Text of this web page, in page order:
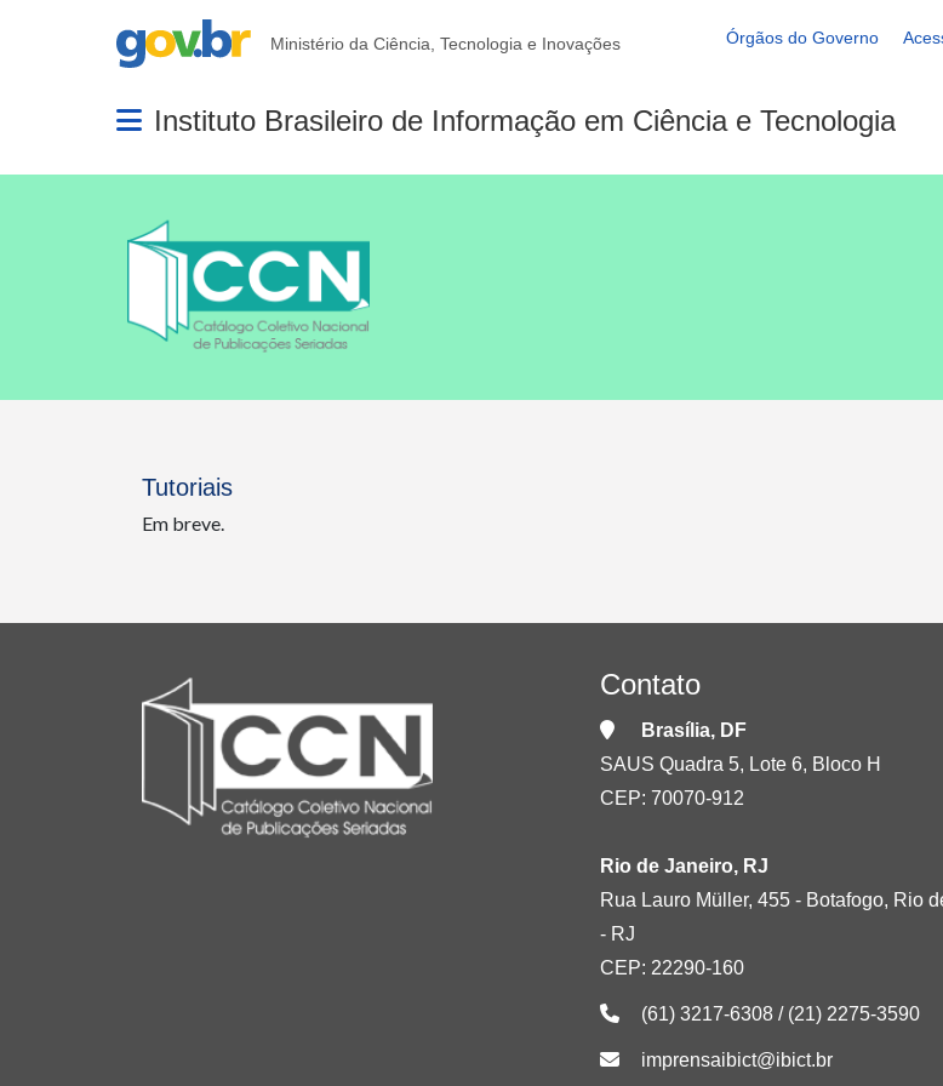
Portal Gov.br Ministério da Ciência, Tecnologia e Inovações Órgãos do Governo
Abrir menu principal de navegação
Instituto Brasileiro de Informação em Ciência e Tecnologia
Tutoriais
Em breve.
Contato
Brasília, DF
SAUS Quadra 5, Lote 6, Bloco H
CEP: 70070-912
Rio de Janeiro, RJ
Rua Lauro Müller, 455 - Botafogo, Rio
- RJ
CEP: 22290-160
(61) 3217-6308 / (21) 2275-3590
imprensaibict@ibict.br